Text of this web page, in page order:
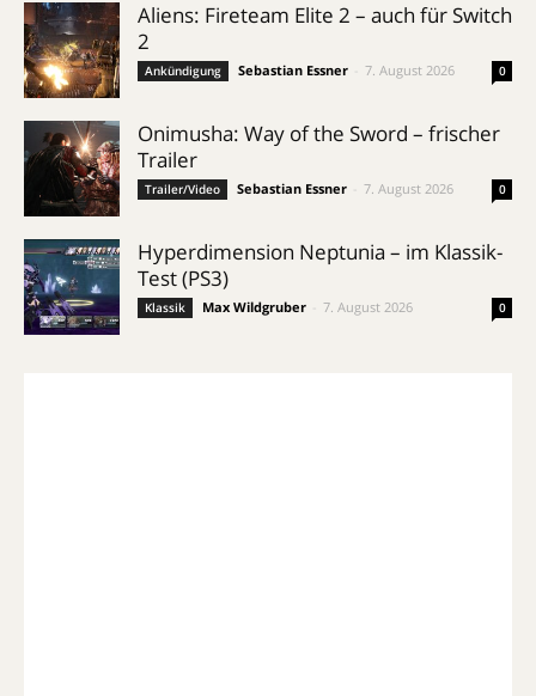
Aliens: Fireteam Elite 2 – auch für Switch
2
Ankündigung Sebastian Essner 7. August 2026 0
Onimusha: Way of the Sword – frischer
Trailer
Trailer/Video Sebastian Essner 7. August 2026 0
Hyperdimension Neptunia – im Klassik-
Test (PS3)
Klassik Max Wildgruber 7. August 2026 0